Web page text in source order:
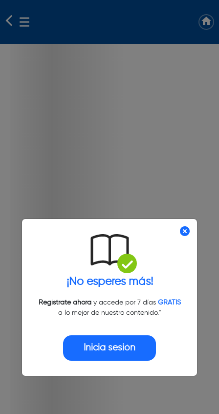
¡No esperes más!
Regístrate ahoray accede por 7 días GRATIS
a lo mejor de nuestro contenido."
Inicia sesión